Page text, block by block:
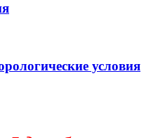
условия